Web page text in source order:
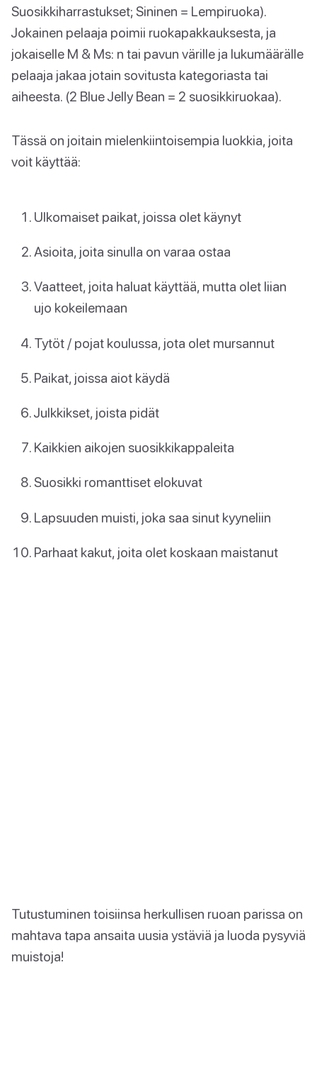
Suosikkiharrastukset; Sininen = Lempiruoka).
Jokainen pelaaja poimii ruokapakkauksesta, ja
jokaiselle M & Ms: n tai pavun värille ja lukumäärälle
pelaaja jakaa jotain sovitusta kategoriasta tai
aiheesta. (2 Blue Jelly Bean = 2 suosikkiruokaa).
Tässä on joitain mielenkiintoisempia luokkia, joita
voit käyttää:
Ulkomaiset paikat, joissa olet käynyt
Asioita, joita sinulla on varaa ostaa
Vaatteet, joita haluat käyttää, mutta olet liian
ujo kokeilemaan
Tytöt / pojat koulussa, jota olet mursannut
Paikat, joissa aiot käydä
Julkkikset, joista pidät
Kaikkien aikojen suosikkikappaleita
Suosikki romanttiset elokuvat
Lapsuuden muisti, joka saa sinut kyyneliin
Parhaat kakut, joita olet koskaan maistanut
Tutustuminen toisiinsa herkullisen ruoan parissa on
mahtava tapa ansaita uusia ystäviä ja luoda pysyviä
muistoja!